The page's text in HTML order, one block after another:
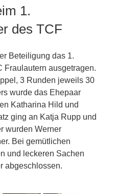
1.
des TCF
Beteiligung das 1.
Fraulautern ausgetragen.
3 Runden jeweils 30
wurde das Ehepaar
Katharina Hild und
ging an Katja Rupp und
wurden Werner
Bei gemütlichen
und leckeren Sachen
abgeschlossen.